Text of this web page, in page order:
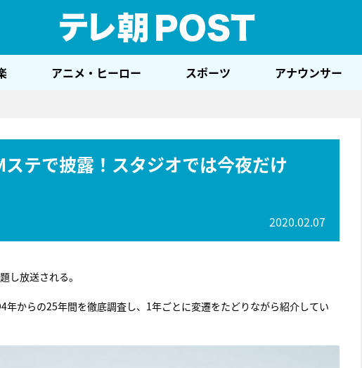
アニメ・ヒーロー スポーツ アナウンサー
テで披露！スタジオでは今夜だけ
2020.02.07
し放送される。
からの25年間を徹底調査し、1年ごとに変遷をたどりながら紹介してい
『アイ＝ラブ！げーみんぐ』＝LOV